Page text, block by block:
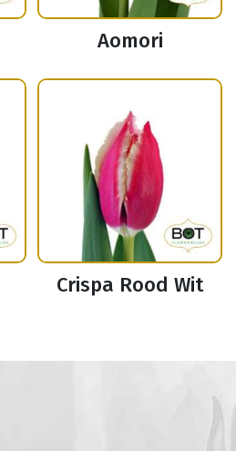
Aomori
Crispa Rood Wit